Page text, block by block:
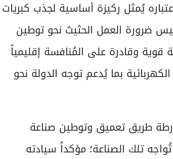
يُمثل ركيزة أساسية لجذب كبريات
ضرورة العمل الحثيث نحو توطين
قوية وقادرة على المُنافسة إقليمياً
بما يُدعم توجه الدولة نحو
طريق تعميق وتوطين صناعة
تلك الصناعة؛ مؤكداً سيادته